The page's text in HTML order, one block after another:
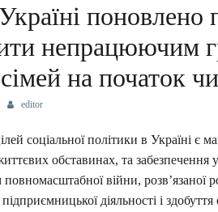
непрацюючим
сімей на початок
editor
соціальної політики в Україні є
обставинах, та
війни, розв’язаної
підприємницької діяльності і